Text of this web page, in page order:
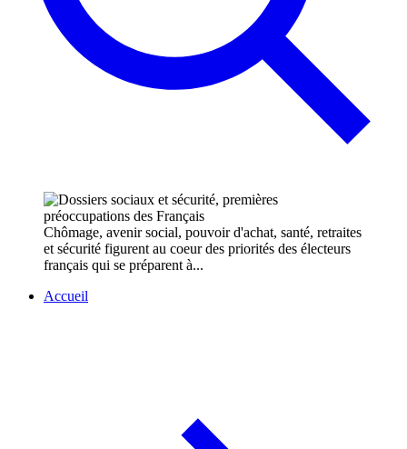
Chômage, avenir social, pouvoir d'achat, santé, retraites
et sécurité figurent au coeur des priorités des électeurs
français qui se préparent à...
Accueil